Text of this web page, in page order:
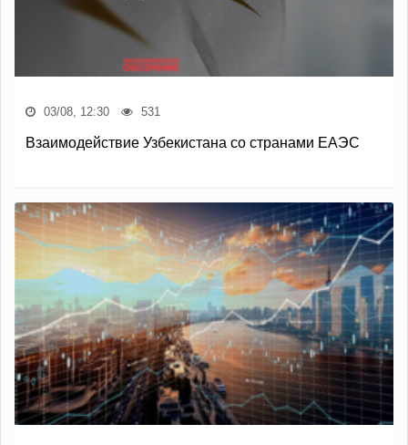
03/08, 12:30 531
Взаимодействие Узбекистана со странами ЕАЭС